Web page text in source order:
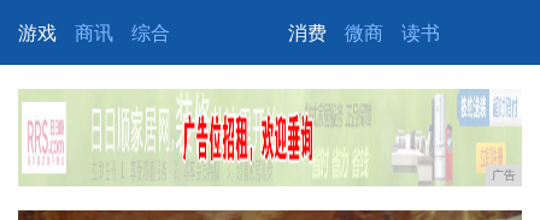
游戏 商讯 综合 消费 微商 读书
广告